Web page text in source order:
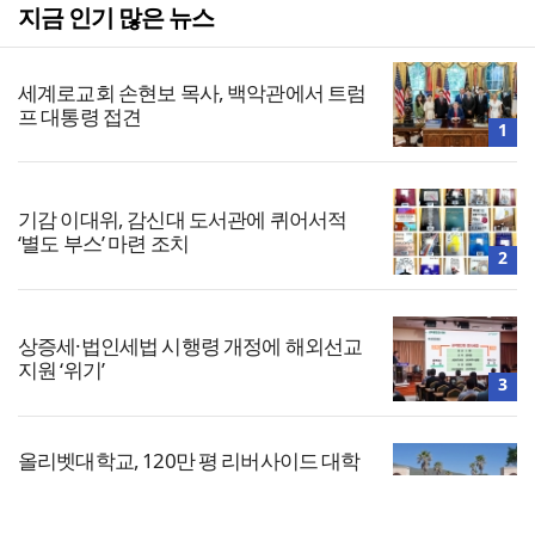
지금 인기 많은 뉴스
세계로교회 손현보 목사, 백악관에서 트럼
프 대통령 접견
1
기감 이대위, 감신대 도서관에 퀴어서적
‘별도 부스’ 마련 조치
2
상증세·법인세법 시행령 개정에 해외선교
지원 ‘위기’
3
올리벳대학교, 120만 평 리버사이드 대학